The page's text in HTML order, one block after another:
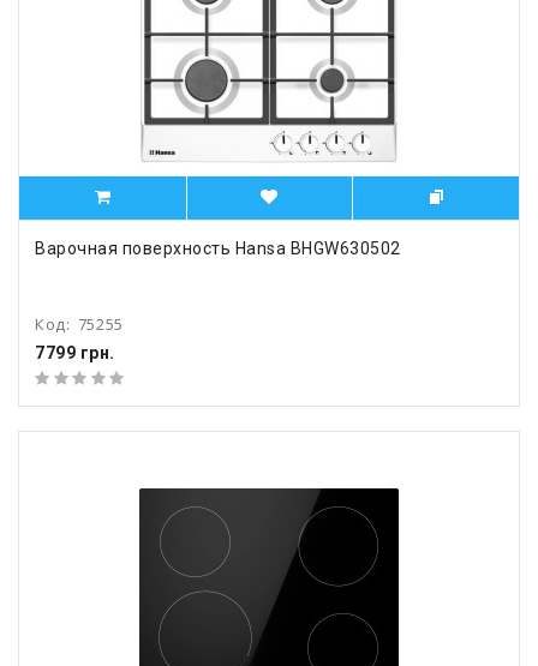
Варочная поверхность Hansa BHGW630502
Код: 75255
7799 грн.